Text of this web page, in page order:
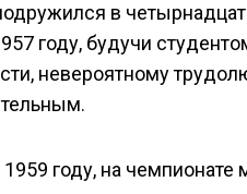
в
году, будучи
невероятному
году, на